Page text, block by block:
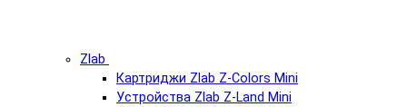
Zlab
Картриджи Zlab Z-Colors Mini
Устройства Zlab Z-Land Mini